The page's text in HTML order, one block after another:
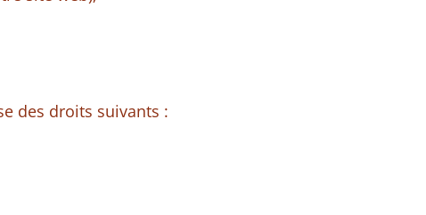
des droits suivants :